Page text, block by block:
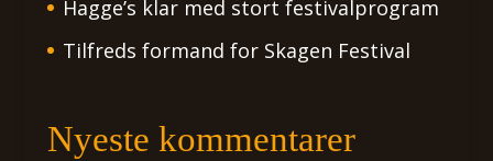
Hagge’s klar med stort festivalprogram
Tilfreds formand for Skagen Festival
Nyeste kommentarer